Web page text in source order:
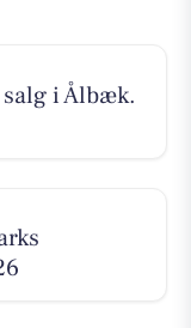
i Ålbæk.